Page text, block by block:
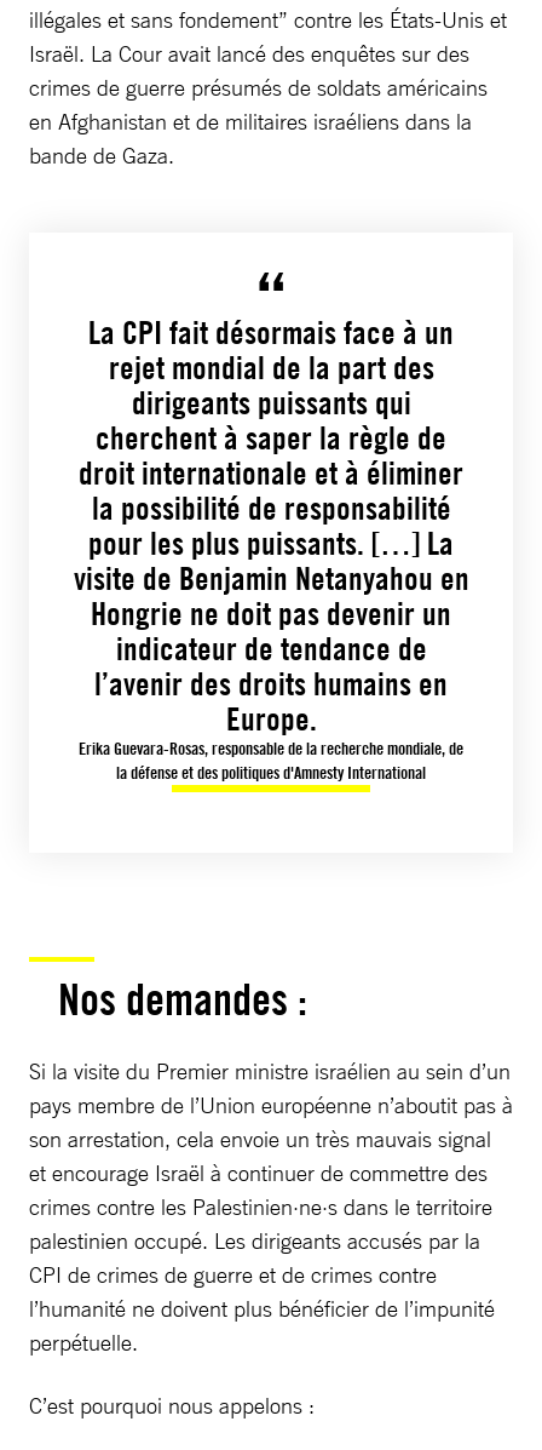
illégales et sans fondement” contre les États-Unis et
Israël. La Cour avait lancé des enquêtes sur des
crimes de guerre présumés de soldats américains
en Afghanistan et de militaires israéliens dans la
bande de Gaza.
La CPI fait désormais face à un
rejet mondial de la part des
dirigeants puissants qui
cherchent à saper la règle de
droit internationale et à éliminer
la possibilité de responsabilité
pour les plus puissants. […] La
visite de Benjamin Netanyahou en
Hongrie ne doit pas devenir un
indicateur de tendance de
l’avenir des droits humains en
Europe.
Erika Guevara-Rosas, responsable de la recherche mondiale, de
la défense et des politiques d'Amnesty International
Nos demandes :
Si la visite du Premier ministre israélien au sein d’un
pays membre de l’Union européenne n’aboutit pas à
son arrestation, cela envoie un très mauvais signal
et encourage Israël à continuer de commettre des
crimes contre les Palestinien·ne·s dans le territoire
palestinien occupé. Les dirigeants accusés par la
CPI de crimes de guerre et de crimes contre
l’humanité ne doivent plus bénéficier de l’impunité
perpétuelle.
C’est pourquoi nous appelons :